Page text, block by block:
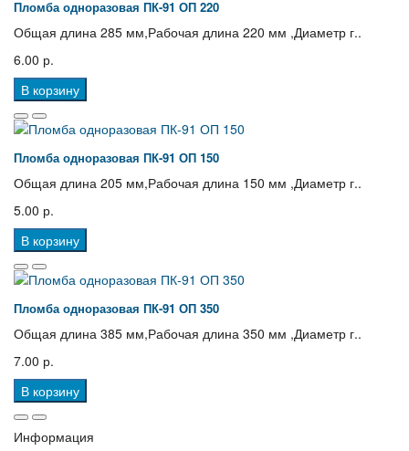
Пломба одноразовая ПК-91 ОП 220
Общая длина 285 мм,Рабочая длина 220 мм ,Диаметр г..
6.00 р.
В корзину
Пломба одноразовая ПК-91 ОП 150
Общая длина 205 мм,Рабочая длина 150 мм ,Диаметр г..
5.00 р.
В корзину
Пломба одноразовая ПК-91 ОП 350
Общая длина 385 мм,Рабочая длина 350 мм ,Диаметр г..
7.00 р.
В корзину
Информация